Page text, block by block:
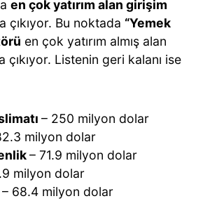
en çok yatırım alan girişim
çıkıyor. Bu noktada “Yemek
en çok yatırım almış alan
çıkıyor. Listenin geri kalanı ise
– 250 milyon dolar
milyon dolar
– 71.9 milyon dolar
milyon dolar
– 68.4 milyon dolar